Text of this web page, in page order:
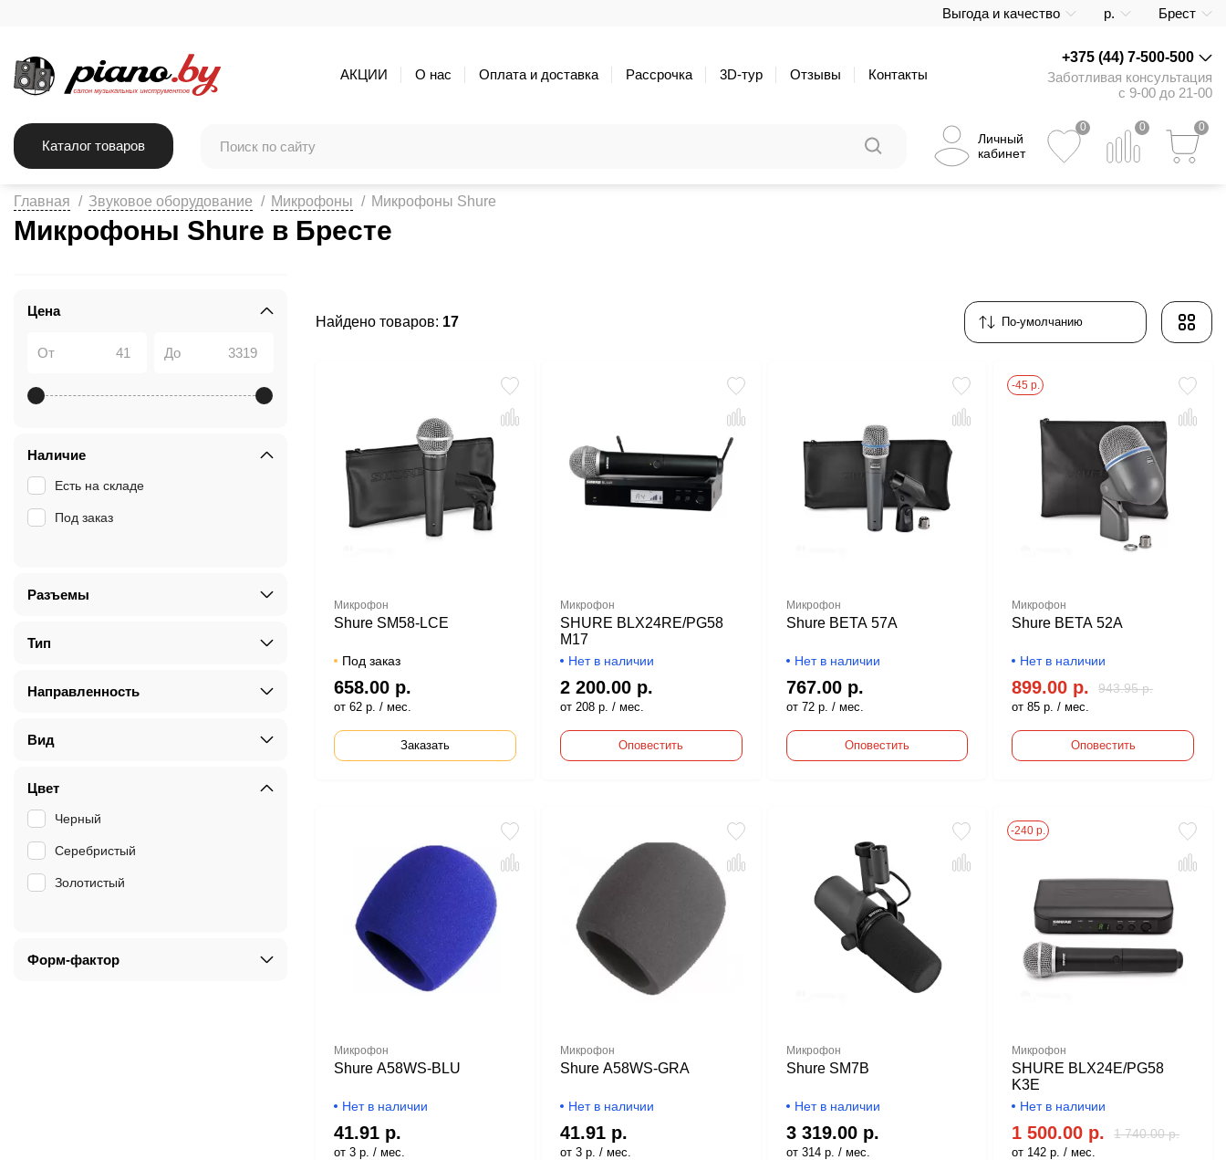
Выгода и качество р. Брест
АКЦИИ О нас Оплата и доставка Рассрочка 3D-тур Отзывы Контакты
+375 (44) 7-500-500
Заботливая консультация
с 9-00 до 21-00
Каталог товаров
Личный
кабинет
0 0 0
Главная Звуковое оборудование Микрофоны Микрофоны Shure
Микрофоны Shure в Бресте
Цена
От До
Наличие
Есть на складе
Под заказ
Разъемы
Тип
Направленность
Вид
Цвет
Черный
Серебристый
Золотистый
Форм-фактор
Найдено товаров: 17
Микрофон
Shure SM58-LCE
Под заказ
658.00 р.
от 62 р. / мес.
Заказать
Микрофон
SHURE BLX24RE/PG58
M17
Нет в наличии
2 200.00 р.
от 208 р. / мес.
Оповестить
Микрофон
Shure BETA 57A
Нет в наличии
767.00 р.
от 72 р. / мес.
Оповестить
-45 р.
Микрофон
Shure BETA 52A
Нет в наличии
899.00 р. 943.95 р.
от 85 р. / мес.
Оповестить
Микрофон
Shure A58WS-BLU
Нет в наличии
41.91 р.
от 3 р. / мес.
Микрофон
Shure A58WS-GRA
Нет в наличии
41.91 р.
от 3 р. / мес.
Микрофон
Shure SM7B
Нет в наличии
3 319.00 р.
от 314 р. / мес.
-240 р.
Микрофон
SHURE BLX24E/PG58
K3E
Нет в наличии
1 500.00 р. 1 740.00 р.
от 142 р. / мес.